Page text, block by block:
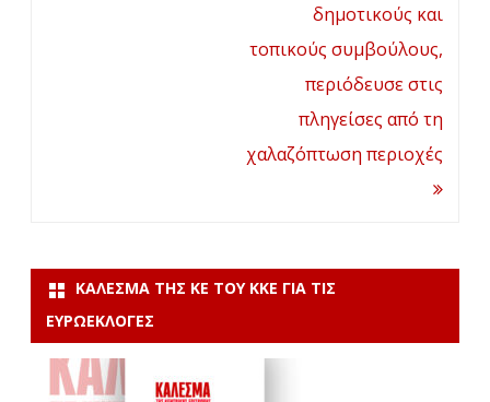
Τετάρτη
4/10/2023
στις
δημοτικούς και
τοπικούς συμβούλους,
περιόδευσε στις
πληγείσες από τη
χαλαζόπτωση περιοχές
ΚΆΛΕΣΜΑ ΤΗΣ ΚΕ ΤΟΥ ΚΚΕ ΓΙΑ ΤΙΣ
ΕΥΡΩΕΚΛΟΓΈΣ